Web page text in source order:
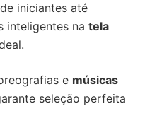
iniciantes até
inteligentes na tela
e músicas
seleção perfeita